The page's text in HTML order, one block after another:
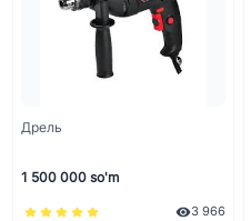
Дрель
1 500 000 so'm
3 966